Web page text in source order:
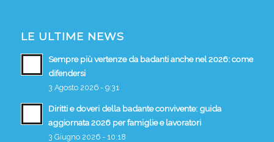
LE ULTIME NEWS
Sempre più vertenze da badanti anche nel 2026: come
difendersi
3 Agosto 2026 - 9:31
Diritti e doveri della badante convivente: guida
aggiornata 2026 per famiglie e lavoratori
3 Giugno 2026 - 10:18